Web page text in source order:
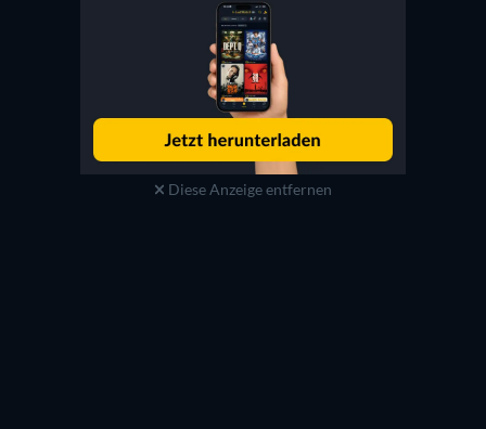
Diese Anzeige entfernen